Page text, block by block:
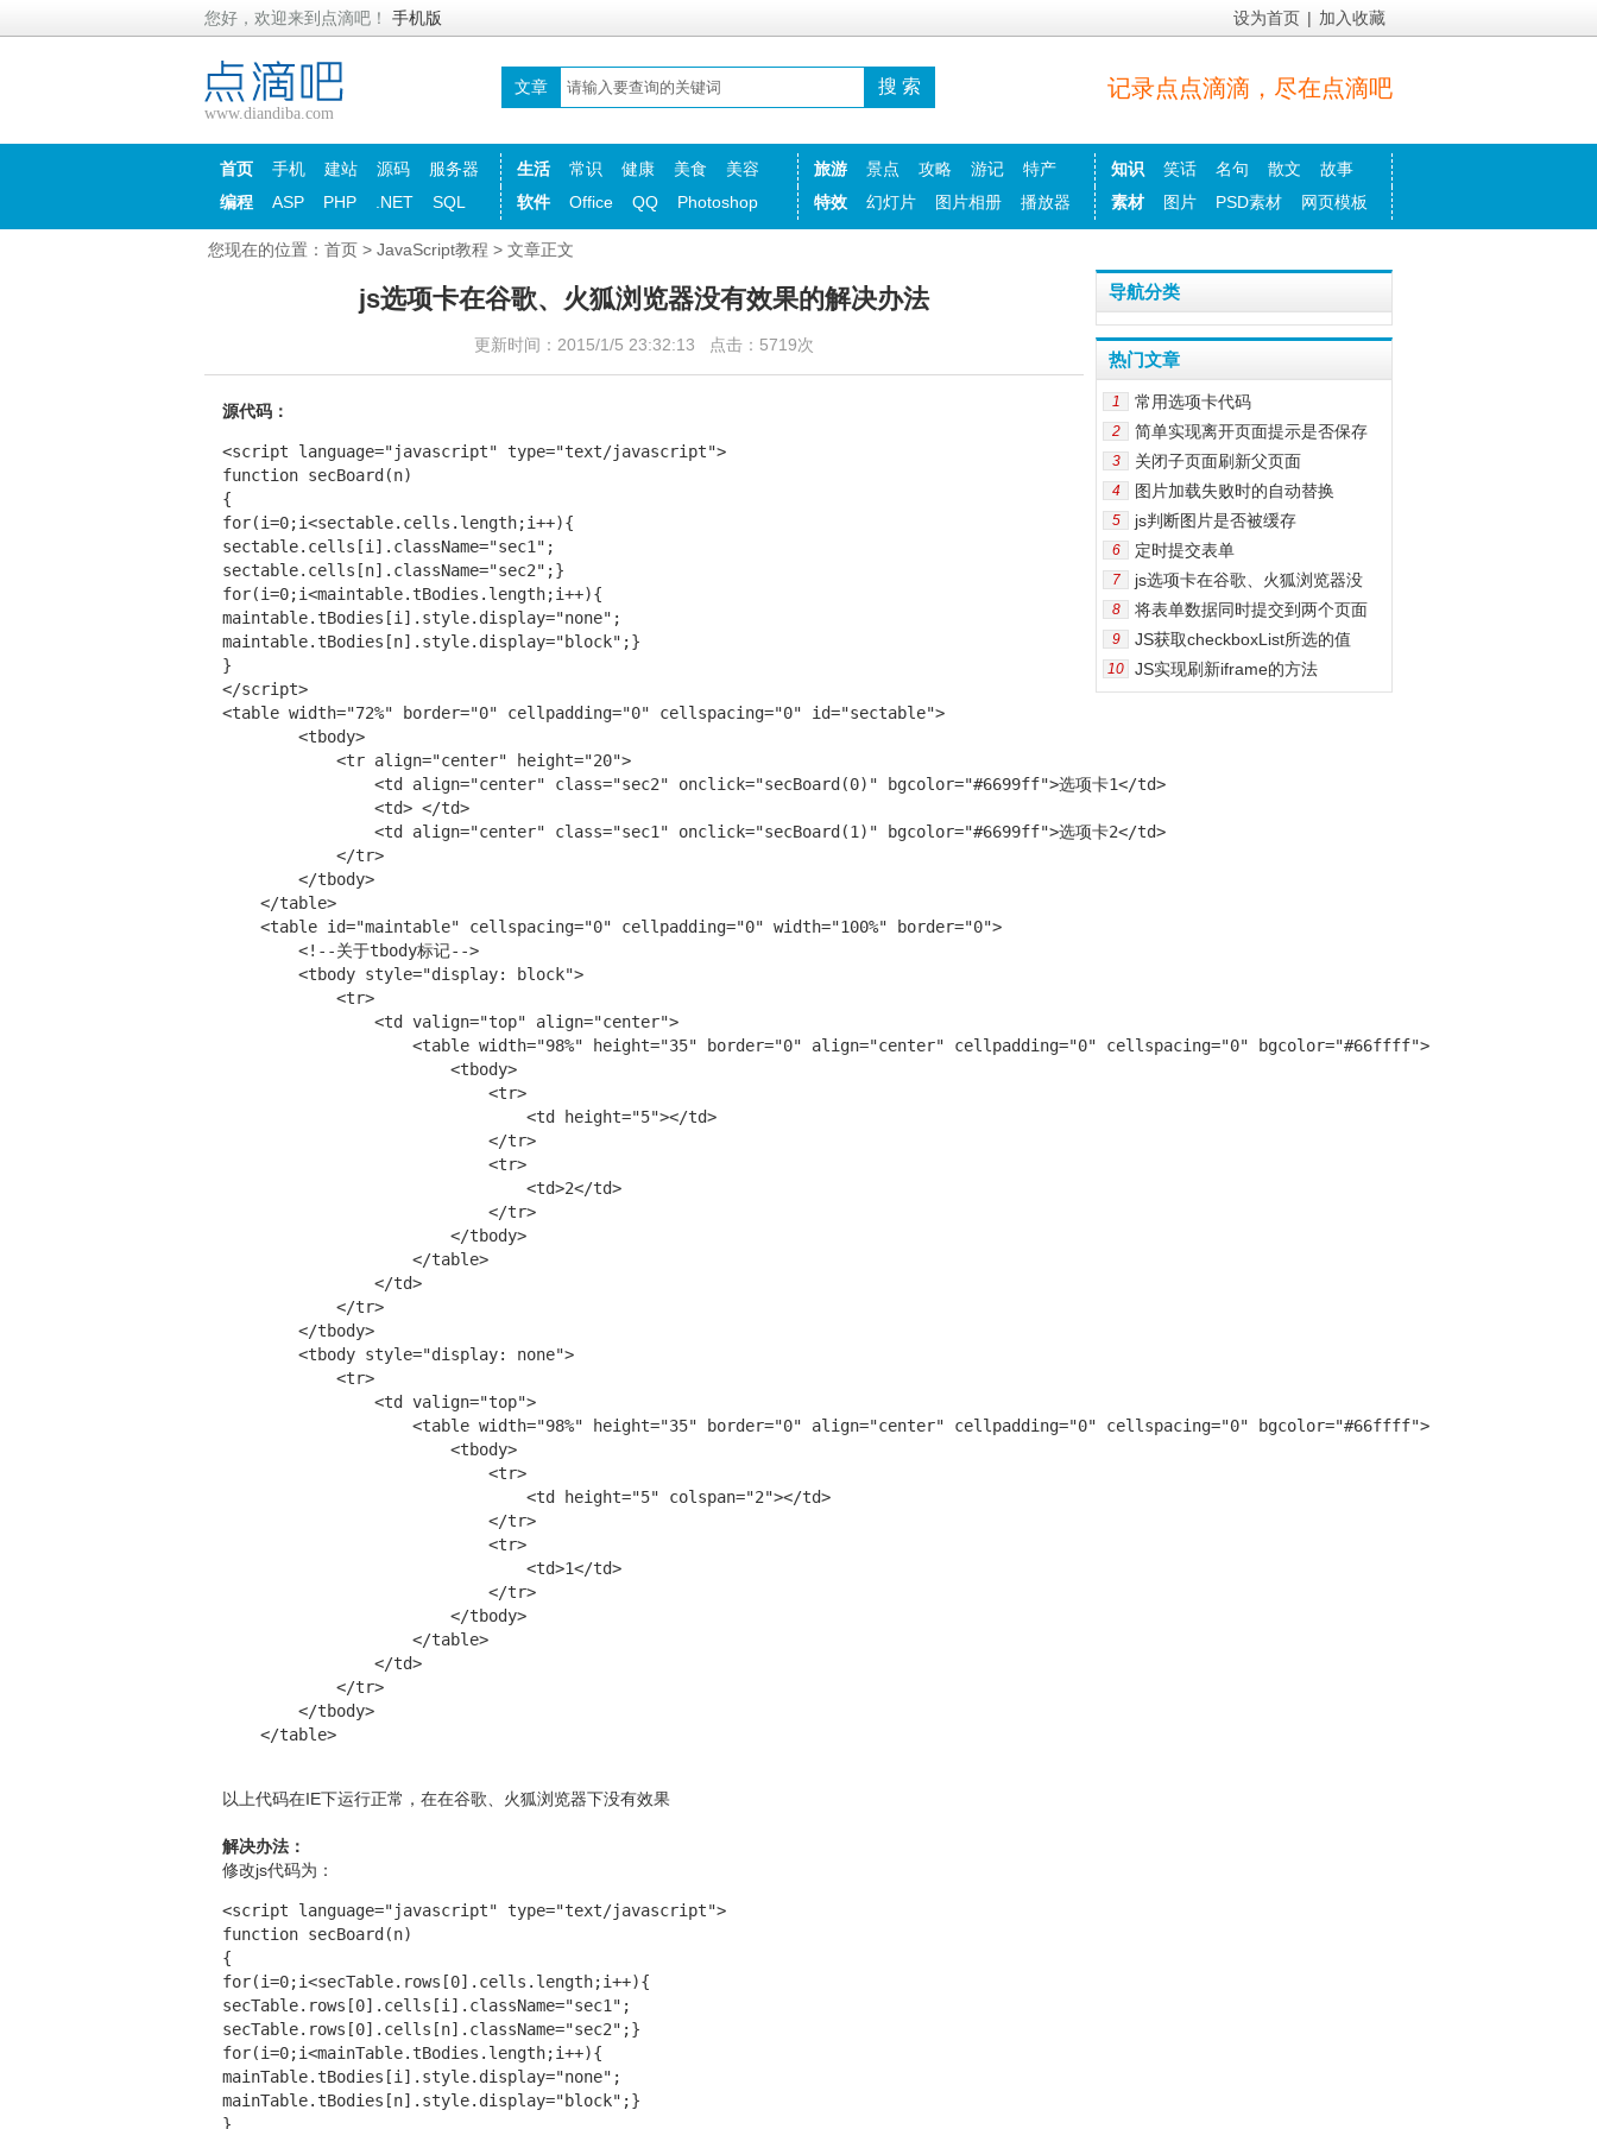
设为首页 | 加入收藏
您好，欢迎来到点滴吧！ 手机版
www.diandiba.com
记录点点滴滴，尽在点滴吧
文章
首页 手机 建站 源码 服务器 生活 常识 健康 美食 美容 旅游 景点 攻略 游记 特产 知识 笑话 名句 散文
故事
编程
ASP PHP .NET SQL 软件 Office QQ Photoshop 特效 幻灯片 图片相册 播放器 素材 图片 PSD素材 网页模板
您现在的位置： 首页> JavaScript教程 > 文章正文
js选项卡在谷歌、火狐浏览器没有效果的解决办法
更新时间：2015/1/5 23:32:13 点击：5719次
源代码：
<script language="javascript" type="text/javascript">
function secBoard(n)
{
for(i=0;i<sectable.cells.length;i++){
sectable.cells[i].className="sec1";
sectable.cells[n].className="sec2";}
for(i=0;i<maintable.tBodies.length;i++){
maintable.tBodies[i].style.display="none";
maintable.tBodies[n].style.display="block";}
}
</script>
<table width="72%" border="0" cellpadding="0" cellspacing="0" id="sectable">
<tbody>
<tr align="center" height="20">
<td align="center" class="sec2" onclick="secBoard(0)" bgcolor="#6699ff">选项卡1</td>
<td> </td>
<td align="center" class="sec1" onclick="secBoard(1)" bgcolor="#6699ff">选项卡2</td>
</tr>
</tbody>
</table>
<table id="maintable" cellspacing="0" cellpadding="0" width="100%" border="0">
<!--关于tbody标记-->
<tbody style="display: block">
<tr>
<td valign="top" align="center">
<table width="98%" height="35" border="0" align="center" cellpadding="0" cellspacing="0" bgcolor="#66ffff">
<tbody>
<tr>
<td height="5"></td>
</tr>
<tr>
<td>2</td>
</tr>
</tbody>
</table>
</td>
</tr>
</tbody>
<tbody style="display: none">
<tr>
<td valign="top">
<table width="98%" height="35" border="0" align="center" cellpadding="0" cellspacing="0" bgcolor="#66ffff">
<tbody>
<tr>
<td height="5" colspan="2"></td>
</tr>
<tr>
<td>1</td>
</tr>
</tbody>
</table>
</td>
</tr>
</tbody>
</table>
以上代码在IE下运行正常，在在谷歌、火狐浏览器下没有效果
解决办法：
修改js代码为：
<script language="javascript" type="text/javascript">
function secBoard(n)
{
for(i=0;i<secTable.rows[0].cells.length;i++){
secTable.rows[0].cells[i].className="sec1";
secTable.rows[0].cells[n].className="sec2";}
for(i=0;i<mainTable.tBodies.length;i++){
mainTable.tBodies[i].style.display="none";
mainTable.tBodies[n].style.display="block";}
}
导航分类
热门文章
1 常用选项卡代码
2 简单实现离开页面提示是否保存
3 关闭子页面刷新父页面
4 图片加载失败时的自动替换
5 js判断图片是否被缓存
6 定时提交表单
7 js选项卡在谷歌、火狐浏览器没
8 将表单数据同时提交到两个页面
9 JS获取checkboxList所选的值
10 JS实现刷新iframe的方法